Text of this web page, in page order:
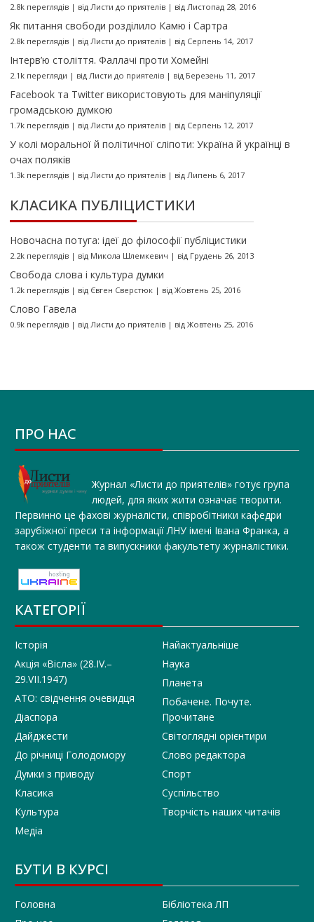
2.8k переглядів| від Листи до приятелів| від Листопад 28, 2016
Як питання свободи розділило Камю і Сартра
2.8k переглядів| від Листи до приятелів| від Серпень 14, 2017
Інтерв’ю століття. Фаллачі проти Хомейні
2.1k перегляди | від Листи до приятелів| від Березень 11, 2017
Facebook та Twitter використовують для маніпуляції
громадською думкою
1.7k переглядів| від Листи до приятелів| від Серпень 12, 2017
У колі моральної й політичної сліпоти: Україна й українці в
очах поляків
1.3k переглядів| від Листи до приятелів| від Липень 6, 2017
КЛАСИКА ПУБЛІЦИСТИКИ
Новочасна потуга: ідеї до філософії публіцистики
2.2k переглядів| від Микола Шлемкевич | від Грудень 26, 2013
Свобода слова і культура думки
1.2k переглядів| від Євген Сверстюк| від Жовтень 25, 2016
Слово Гавела
0.9k переглядів| від Листи до приятелів| від Жовтень 25, 2016
ПРО НАС
Журнал «Листи до приятелів» готує група
людей, для яких жити означає творити.
Первинно це фахові журналісти, співробітники кафедри
зарубіжної преси та інформації ЛНУ імені Івана Франка, а
також студенти та випускники факультету журналістики.
КАТЕГОРІЇ
Історія
Акція «Вісла» (28.IV.–
29.VII.1947)
АТО: свідчення очевидця
Діаспора
Дайджести
До річниці Голодомору
Думки з приводу
Класика
Культура
Медіа
Найактуальніше
Наука
Планета
Побачене. Почуте.
Прочитане
Світоглядні орієнтири
Слово редактора
Спорт
Суспільство
Творчість наших читачів
БУТИ В КУРСІ
Головна
Бібліотека ЛП